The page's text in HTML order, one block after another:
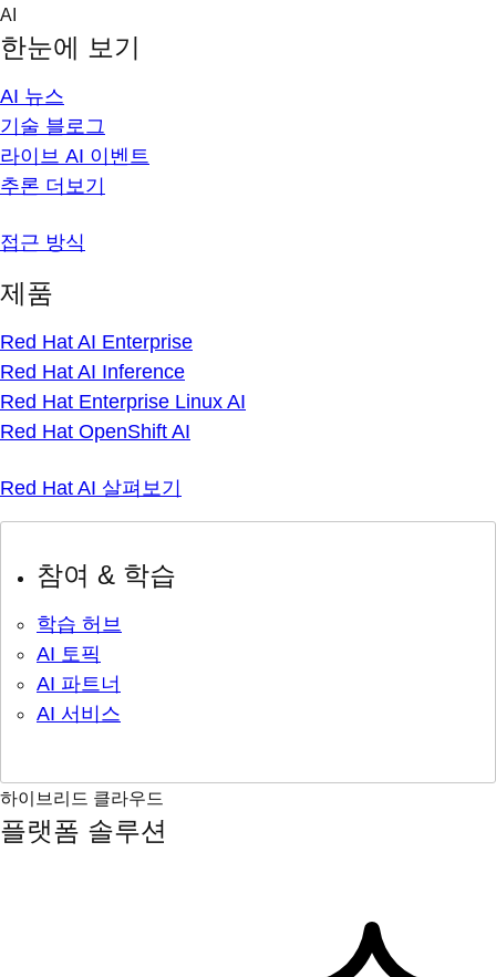
Skip
content
AI
한눈에 보기
AI 뉴스
기술 블로그
라이브 AI 이벤트
추론 더보기
접근 방식
제품
Red Hat AI Enterprise
Red Hat AI Inference
Red Hat Enterprise Linux AI
Red Hat OpenShift AI
Red Hat AI 살펴보기
참여 & 학습
학습 허브
AI 토픽
AI 파트너
AI 서비스
하이브리드 클라우드
플랫폼 솔루션